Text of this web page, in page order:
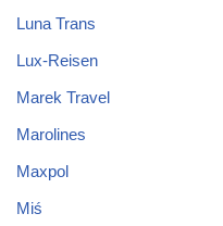
Luna Trans
Lux-Reisen
Marek Travel
Marolines
Maxpol
Miś